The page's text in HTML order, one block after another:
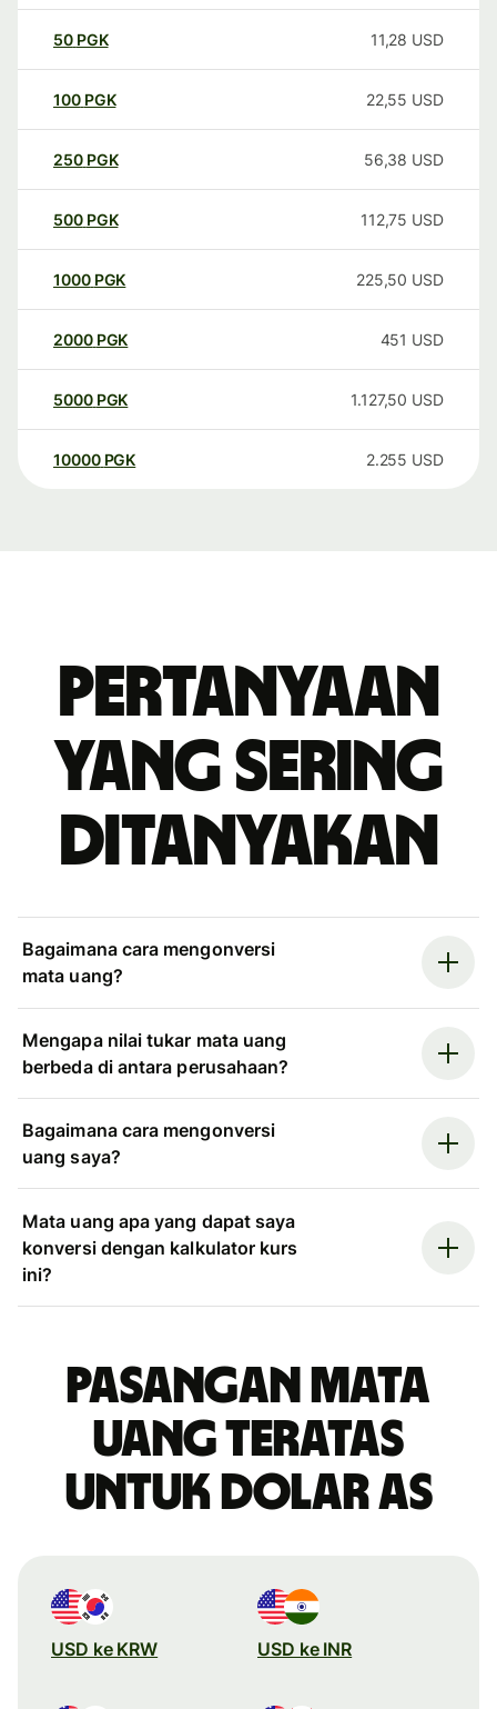
50 PGK 11,28 USD
100 PGK 22,55 USD
250 PGK 56,38 USD
500 PGK 112,75 USD
1000 PGK 225,50 USD
2000 PGK 451 USD
5000 PGK 1.127,50 USD
10000 PGK 2.255 USD
Pertanyaan
yang sering
ditanyakan
Bagaimana cara mengonversi
mata uang?
Mengapa nilai tukar mata uang
berbeda di antara perusahaan?
Bagaimana cara mengonversi
uang saya?
Mata uang apa yang dapat saya
konversi dengan kalkulator kurs
ini?
Pasangan mata
uang teratas
untuk dolar AS
USD ke KRW USD ke INR